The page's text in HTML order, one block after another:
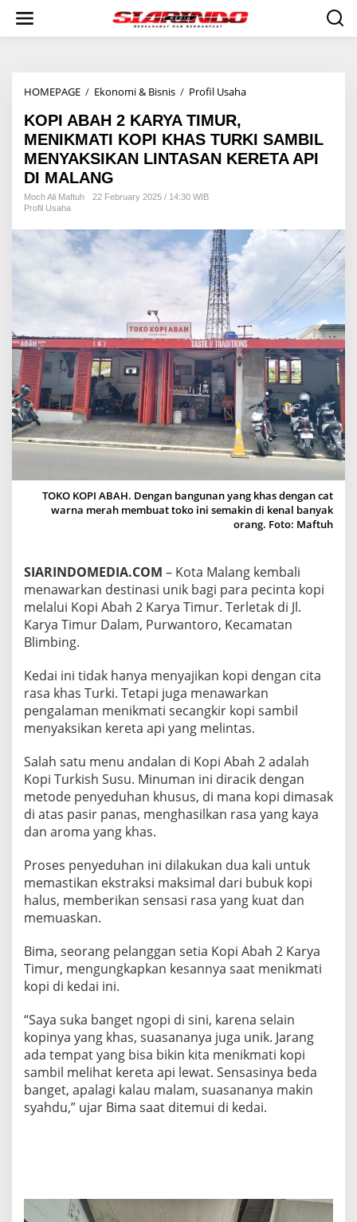
i
HOMEPAGE / Ekonomi & Bisnis / Profil Usaha
I
A
B
A
R
A
M
U
R
M
N
K
M
A
T
I
K
O
H
A
S
T
I
S
A
M
B
L
M
E
N
Y
S
I
K
A
I
N
A
N
K
E
R
E
T
I
KOPI ABAH 2 KARYA TIMUR,
MENIKMATI KOPI KHAS TURKI SAMBIL
MENYAKSIKAN LINTASAN KERETA API
DI MALANG
Moch Ali Maftuh
22 February 2025 / 14:30 WIB
Profil Usaha
TOKO KOPI ABAH. Dengan bangunan yang khas dengan cat
warna merah membuat toko ini semakin di kenal banyak
orang. Foto: Maftuh
SIARINDOMEDIA.COM – Kota Malang kembali
menawarkan destinasi unik bagi para pecinta kopi
melalui Kopi Abah 2 Karya Timur. Terletak di Jl.
Karya Timur Dalam, Purwantoro, Kecamatan
Blimbing.
Kedai ini tidak hanya menyajikan kopi dengan cita
rasa khas Turki. Tetapi juga menawarkan
pengalaman menikmati secangkir kopi sambil
menyaksikan kereta api yang melintas.
Salah satu menu andalan di Kopi Abah 2 adalah
Kopi Turkish Susu. Minuman ini diracik dengan
metode penyeduhan khusus, di mana kopi dimasak
di atas pasir panas, menghasilkan rasa yang kaya
dan aroma yang khas.
Proses penyeduhan ini dilakukan dua kali untuk
memastikan ekstraksi maksimal dari bubuk kopi
halus, memberikan sensasi rasa yang kuat dan
memuaskan.
Bima, seorang pelanggan setia Kopi Abah 2 Karya
Timur, mengungkapkan kesannya saat menikmati
kopi di kedai ini.
“Saya suka banget ngopi di sini, karena selain
kopinya yang khas, suasananya juga unik. Jarang
ada tempat yang bisa bikin kita menikmati kopi
sambil melihat kereta api lewat. Sensasinya beda
banget, apalagi kalau malam, suasananya makin
syahdu,” ujar Bima saat ditemui di kedai.